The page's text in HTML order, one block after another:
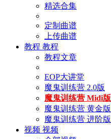
精选合集
定制曲谱
上传曲谱
教程 教程
教程文章
EOP大讲堂
魔鬼训练营 2.0版
魔鬼训练营 Midi版
魔鬼训练营 黄金版
魔鬼训练营 进阶版
视频 视频